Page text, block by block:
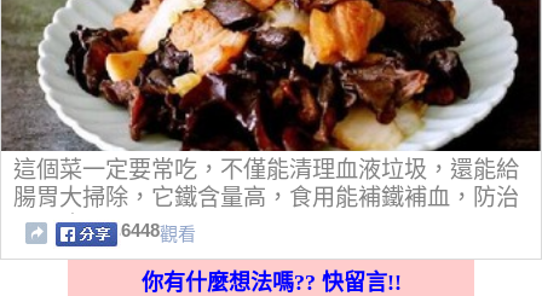
這個菜一定要常吃，不僅能清理血液垃圾，還能給
腸胃大掃除，它鐵含量高，食用能補鐵補血，防治
冠心病！
6448觀看
你有什麼想法嗎?? 快留言!!